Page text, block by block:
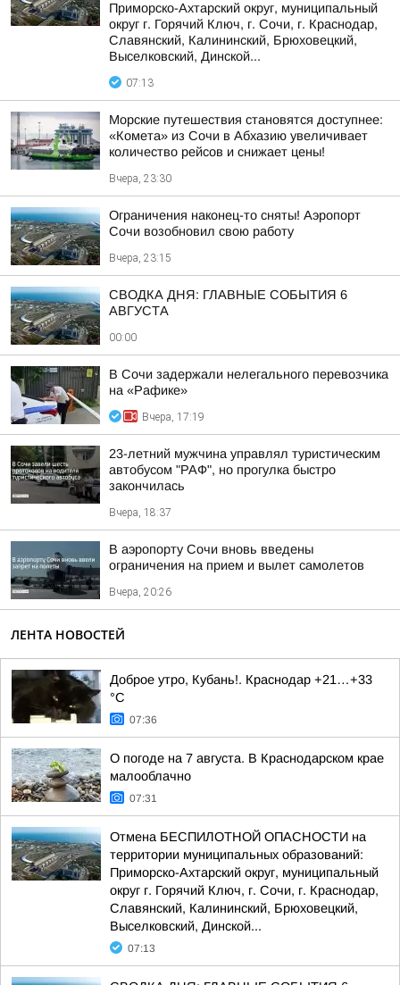
Приморско-Ахтарский округ, муниципальный
округ г. Горячий Ключ, г. Сочи, г. Краснодар,
Славянский, Калининский, Брюховецкий,
Выселковский, Динской...
07:13
Морские путешествия становятся доступнее:
«Комета» из Сочи в Абхазию увеличивает
количество рейсов и снижает цены!
Вчера, 23:30
Ограничения наконец-то сняты! Аэропорт
Сочи возобновил свою работу
Вчера, 23:15
СВОДКА ДНЯ: ГЛАВНЫЕ СОБЫТИЯ 6
АВГУСТА
00:00
В Сочи задержали нелегального перевозчика
на «Рафике»
Вчера, 17:19
23-летний мужчина управлял туристическим
автобусом "РАФ", но прогулка быстро
закончилась
Вчера, 18:37
В аэропорту Сочи вновь введены
ограничения на прием и вылет самолетов
Вчера, 20:26
ЛЕНТА НОВОСТЕЙ
Доброе утро, Кубань!. Краснодар +21…+33
°С
07:36
О погоде на 7 августа. В Краснодарском крае
малооблачно
07:31
Отмена БЕСПИЛОТНОЙ ОПАСНОСТИ на
территории муниципальных образований:
Приморско-Ахтарский округ, муниципальный
округ г. Горячий Ключ, г. Сочи, г. Краснодар,
Славянский, Калининский, Брюховецкий,
Выселковский, Динской...
07:13